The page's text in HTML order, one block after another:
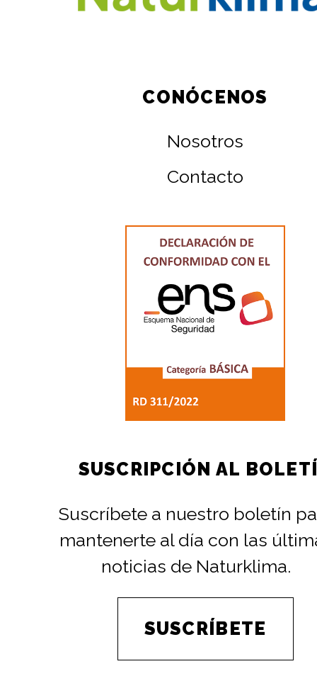
CONÓCENOS
Nosotros
Contacto
SUSCRIPCIÓN AL
Suscríbete a nuestro boletín
mantenerte al día con las
noticias de Naturklima.
SUSCRÍBETE